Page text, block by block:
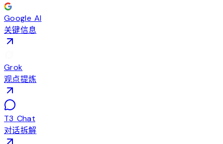
Google AI
关键信息
Grok
观点提炼
T3 Chat
对话拆解